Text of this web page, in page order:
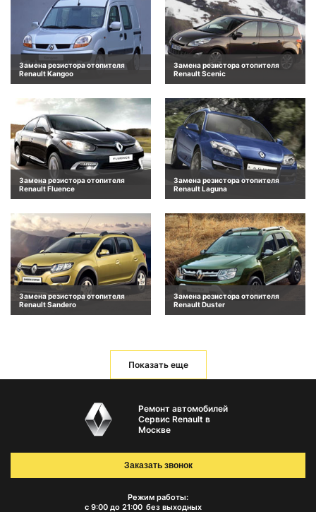
Замена резистора отопителя
Renault Kangoo
Замена резистора отопителя
Renault Scenic
Замена резистора отопителя
Renault Fluence
Замена резистора отопителя
Renault Laguna
Замена резистора отопителя
Renault Sandero
Замена резистора отопителя
Renault Duster
Показать еще
Ремонт автомобилей
Сервис Renault в
Москве
Режим работы:
с 9:00 до 21:00 без выходных
Заказать звонок